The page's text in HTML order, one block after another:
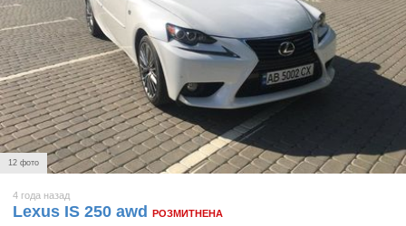
12 фото
4 года назад
Lexus IS 250 awd РОЗМИТНЕНА